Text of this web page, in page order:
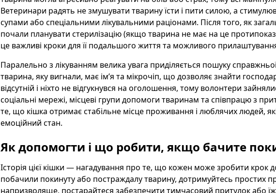
Ветеринари радять не змушувати тварину їсти і пити силою, а
супами або спеціальними лікувальними раціонами. Після того, як
почали планувати стерилізацію (якщо тварина не має на це
це важливі кроки для її подальшого життя та можливого
Паралельно з лікуванням велика увага приділяється пошуку
тварина, яку вигнали, має ім’я та мікрочіп, що дозволяє знайти
відсутній і ніхто не відгукнувся на оголошення, тому волонтери
соціальні мережі, місцеві групи допомоги тваринам та співпрацю з
те, що кішка отримає стабільне місце проживання і люблячих людей,
емоційний стан.
Як допомогти і що робити, якщо бачите
Історія цієї кішки — нагадування про те, що кожен може зробити крок
побачили покинуту або постраждалу тварину, дотримуйтесь простих
напризволяще, постарайтеся забезпечити тимчасовий притулок або